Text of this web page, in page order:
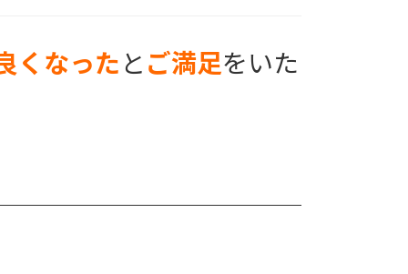
くなった と ご満足をいた